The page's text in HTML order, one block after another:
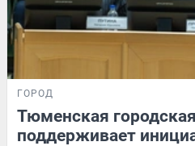
ГОРОД
Тюменская
поддерживает